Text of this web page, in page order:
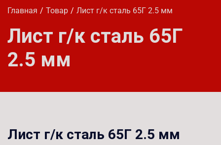
Главная Товар Лист г/к сталь 65Г 2.5 мм
Лист г/к сталь 65Г
2.5 мм
Лист г/к сталь 65Г 2.5 мм